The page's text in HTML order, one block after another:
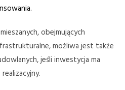
obejmujących
możliwa jest także
jeśli inwestycja ma